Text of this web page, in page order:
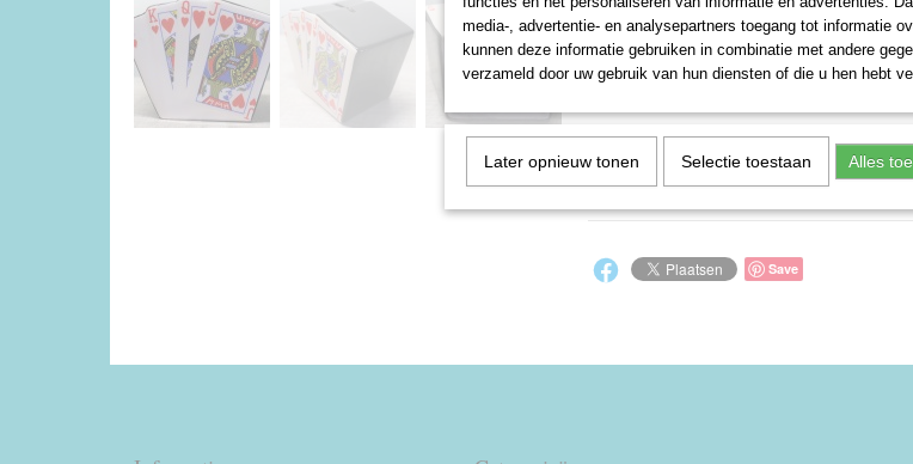
Harten Aas, Koning, Vrouw en Boer.
Kleur: Zwart
voorzien van dop aan de onderkant om het
Reacties
Save
media-, advertentie- en analysepartners toegang tot informatie
kunnen deze informatie gebruiken in combinatie met andere
verzameld door uw gebruik van hun diensten of die u hen hebt
Later opnieuw tonen Selectie toestaan Alles